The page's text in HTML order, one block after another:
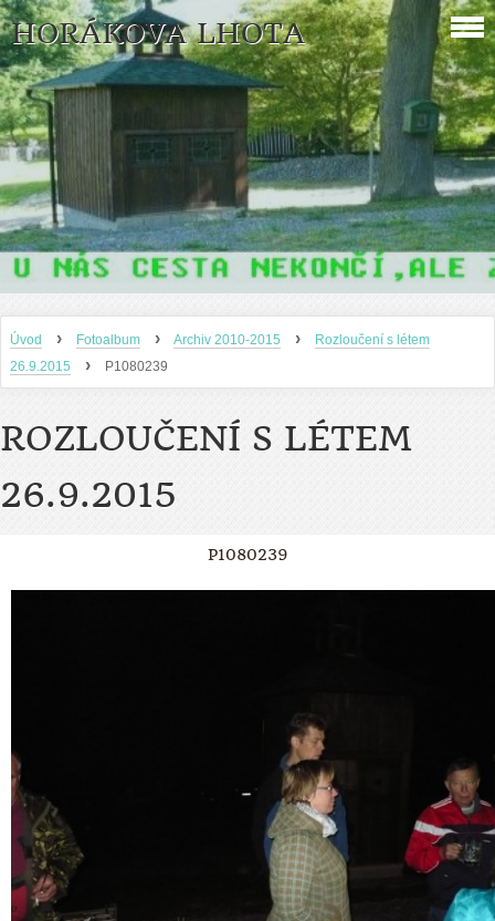
HORÁKOVA LHOTA
Úvod › Fotoalbum › Archiv 2010-2015 ›
Rozloučení s létem
26.9.2015
› P1080239
ROZLOUČENÍ S LÉTEM
26.9.2015
P1080239